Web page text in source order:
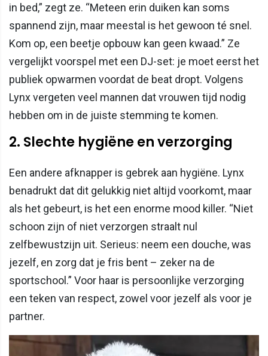
in bed,” zegt ze. “Meteen erin duiken kan soms
spannend zijn, maar meestal is het gewoon té snel.
Kom op, een beetje opbouw kan geen kwaad.” Ze
vergelijkt voorspel met een DJ-set: je moet eerst het
publiek opwarmen voordat de beat dropt. Volgens
Lynx vergeten veel mannen dat vrouwen tijd nodig
hebben om in de juiste stemming te komen.
2. Slechte hygiëne en verzorging
Een andere afknapper is gebrek aan hygiëne. Lynx
benadrukt dat dit gelukkig niet altijd voorkomt, maar
als het gebeurt, is het een enorme mood killer. “Niet
schoon zijn of niet verzorgen straalt nul
zelfbewustzijn uit. Serieus: neem een douche, was
jezelf, en zorg dat je fris bent – zeker na de
sportschool.” Voor haar is persoonlijke verzorging
een teken van respect, zowel voor jezelf als voor je
partner.